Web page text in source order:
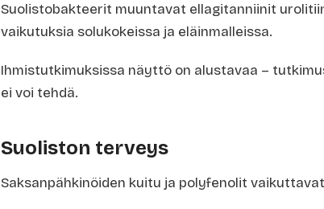
Suolistobakteerit muuntavat ellagitanniinit
vaikutuksia solukokeissa ja eläinmalleissa.
Ihmistutkimuksissa näyttö on alustavaa –
ei voi tehdä.
Suoliston terveys
Saksanpähkinöiden kuitu ja polyfenolit